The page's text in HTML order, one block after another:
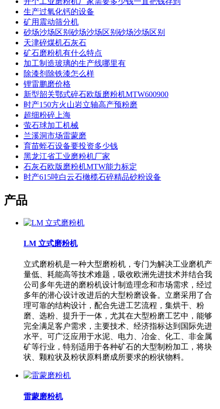
生产过氧化钙的设备
矿用震动筛分机
砂场沙场区别砂场沙场区别砂场沙场区别
天津碎煤机石灰石
矿石磨粉机有什么特点
加工制造玻璃的生产线哪里有
除漆剂除铁漆怎么样
锂雷鹏磨价格
新型韶关鄂式碎石欧版磨粉机MTW600900
时产150方火山岩立轴高产预粉磨
超细粉碎上海
萤石球加工机械
兰溪洞市场雷蒙磨
育苗蛭石设备要投资多少钱
黑龙江省工业磨粉机厂家
石灰石欧版磨粉机MTW能力标定
时产615吨白云石橄榄石碎精品砂粉设备
产品
LM 立式磨粉机
立式磨粉机是一种大型磨粉机，专门为解决工业磨机产
量低、耗能高等技术难题，吸收欧洲先进技术并结合我
公司多年先进的磨粉机设计制造理念和市场需求，经过
多年的潜心设计改进后的大型粉磨设备。立磨采用了合
理可靠的结构设计，配合先进工艺流程，集烘干、粉
磨、选粉、提升于一体，尤其在大型粉磨工艺中，能够
完全满足客户需求，主要技术、经济指标达到国际先进
水平。可广泛应用于水泥、电力、冶金、化工、非金属
矿等行业，特别适用于各种矿石的大型制粉加工，将块
状、颗粒状及粉状原料磨成所要求的粉状物料。
雷蒙磨粉机